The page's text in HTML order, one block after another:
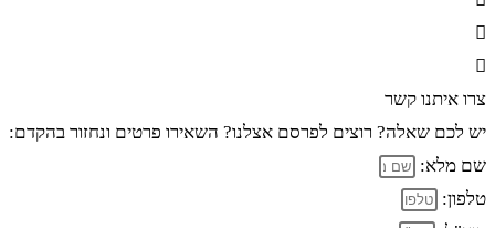
צרו איתנו קשר
יש לכם שאלה? רוצים לפרסם אצלנו? השאירו פרטים ונחזור בהקדם:
שם מלא:
טלפון: